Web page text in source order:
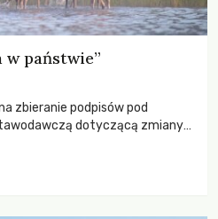
w państwie”
zbieranie podpisów pod
dotyczącą zmiany
dla przyrody i zwierząt,
Polsce.